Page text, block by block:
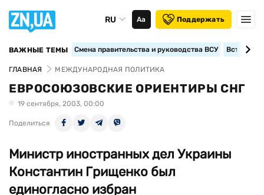
RU Аа Поддержать
ВАЖНЫЕ ТЕМЫ Смена правительства и руководства ВСУ
ГЛАВНАЯ МЕЖДУНАРОДНАЯ ПОЛИТИКА
ЕВРОСОЮЗОВСКИЕ ОРИЕНТИРЫ СНГ
19 сентября, 2003, 00:00
Поделиться
Министр иностранных дел Украины
Константин Грищенко был
единогласно избран